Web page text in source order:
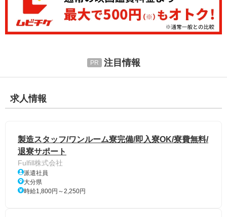
注目情報
求人情報
製造スタッフ/ワンルーム寮完備/即入寮OK/寮費無料/
退寮サポート
Fulfill株式会社
派遣社員
大分県
時給1,800円～2,250円